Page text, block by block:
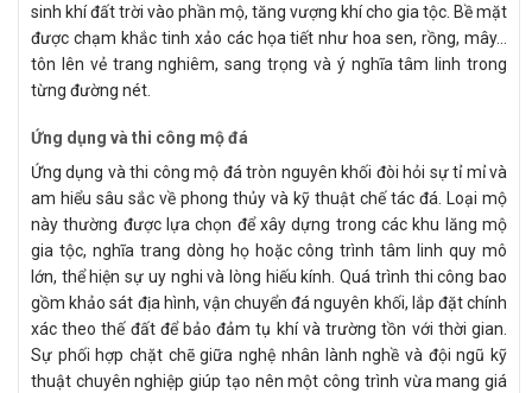
sinh khí đất trời vào phần mộ, tăng vượng khí cho gia tộc. Bề mặt
được chạm khắc tinh xảo các họa tiết như hoa sen, rồng, mây…
tôn lên vẻ trang nghiêm, sang trọng và ý nghĩa tâm linh trong
từng đường nét.
Ứng dụng và thi công mộ đá
Ứng dụng và thi công mộ đá tròn nguyên khối đòi hỏi sự tỉ mỉ và
am hiểu sâu sắc về phong thủy và kỹ thuật chế tác đá. Loại mộ
này thường được lựa chọn để xây dựng trong các khu lăng mộ
gia tộc, nghĩa trang dòng họ hoặc công trình tâm linh quy mô
lớn, thể hiện sự uy nghi và lòng hiếu kính. Quá trình thi công bao
gồm khảo sát địa hình, vận chuyển đá nguyên khối, lắp đặt chính
xác theo thế đất để bảo đảm tụ khí và trường tồn với thời gian.
Sự phối hợp chặt chẽ giữa nghệ nhân lành nghề và đội ngũ kỹ
thuật chuyên nghiệp giúp tạo nên một công trình vừa mang giá